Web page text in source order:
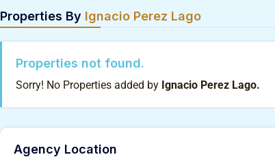
Properties By Ignacio Perez Lago
Properties not found.
Sorry! No Properties added by Ignacio Perez Lago.
Agency Location